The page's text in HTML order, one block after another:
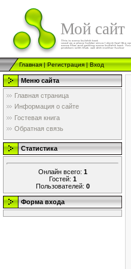
Мой сайт
Главная|Регистрация|Вход
Меню сайта
Главная страница
Информация о сайте
Гостевая книга
Обратная связь
Статистика
Онлайн всего: 1
Гостей: 1
Пользователей: 0
Форма входа